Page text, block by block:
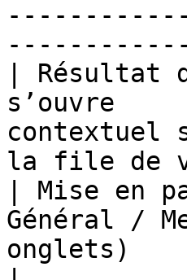
|
s’ouvre
contextuel
la file de
| Mise en
Général /
onglets)